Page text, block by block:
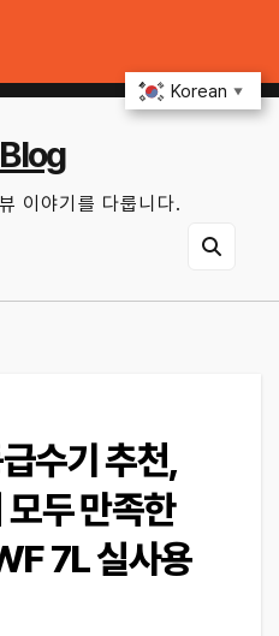
이야기를 다룹니다.
수기 추천,
두 만족한
7L 실사용
Korean ▼